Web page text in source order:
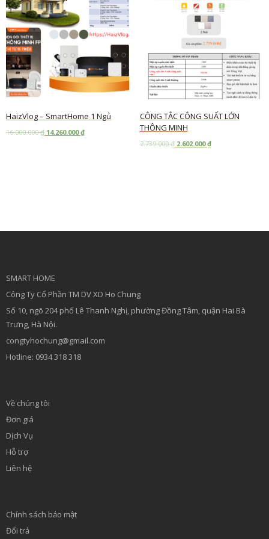
HaizVlog – SmartHome 1 Ngủ
16.000.000₫ 14.260.000₫
CÔNG TẮC CÔNG SUẤT LỚN
THÔNG MINH
2.739.000₫ 2.602.000₫
SMART HOME
Công Ty Cổ Phần TM DV XD Ho Chung
Số 10, ngõ 204 phố Lê Thanh Nghị, phường Đồng Tâm, quận Hai Bà
Trưng, Hà Nội.
congtyhochung@gmail.com
Hotline: 0934 318 318
Về chúng tôi
Đơn giá
Dịch Vụ
Hỗ trợ
Liên hệ
Chính sách bảo mật
Đổi trả